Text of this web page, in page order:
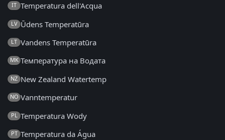
IT Temperatura dell'Acqua
LV Ūdens Temperatūra
LT Vandens Temperatūra
MK Температура на Водата
NZ New Zealand Watertemp
NO Vanntemperatur
PL Temperatura Wody
PT Temperatura da Água